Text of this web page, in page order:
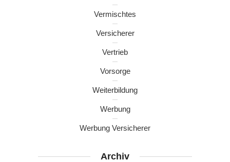
Vermischtes
Versicherer
Vertrieb
Vorsorge
Weiterbildung
Werbung
Werbung Versicherer
Archiv